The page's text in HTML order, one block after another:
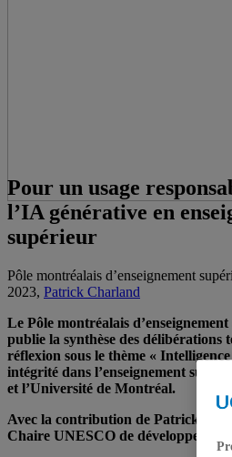
Pour un usage
l’IA générative en
supérieur
Pôle montréalais d’enseignement
2023, Patrick Charland
Le Pôle montréalais
publie la synthèse des délibérations
réflexion sous le thème «
intégrité dans l’enseignement
et l’Université de Montréal.
Avec la contribution de Patrick
Chaire UNESCO de